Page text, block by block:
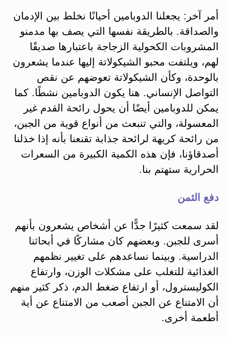
أمر آخر: يجعلنا الدوبامين أحيانًا نخلط بين الإدمان
والصداقة. بالطريقة نفسها التي يصف بها مدمنو
المشروبات الكحولية الزجاجة باعتبارها صديقًا
لهم، ويلتفت محبو الشيكولاتة إليها عندما يشعرون
بالوحدة، وكأن الشيكولاتة تعوضهم عن نقص
التواصل الإنساني. هنا يكون الدوبامين نشطًا. كما
يمكن للدوبامين أيضًا أن يحول رائحة القدم غير
المعسولة، والتي تنبعث من أنواع قوية من الجبن،
من رائحة كريهة لرائحة جذابة تقنعنا بأنه إذا خذلنا
أصدقاؤنا، فإن هذه الكمية الكبيرة من السعرات
الحرارية ستهتم بنا.
دفع الثمن
لقد سمعت كثيرًا جدًّا عن أشخاص يشعرون بأنهم
أسرى للجبن. وبعضهم كان مشاركًا في أبحاثنا
الدراسية. وبينما نساعدهم على تغيير نظمهم
الغذائية للتغلب على مشكلات الوزن، وارتفاع
الكوليسترول، أو ارتفاع ضغط الدم، ذكر كثير منهم
أن الامتناع عن الجبن أصعب من الامتناع عن أية
أطعمة أخرى.